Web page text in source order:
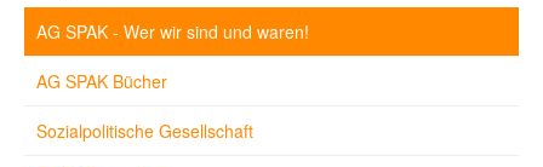
AG SPAK - Wer wir sind und waren!
AG SPAK Bücher
Sozialpolitische Gesellschaft